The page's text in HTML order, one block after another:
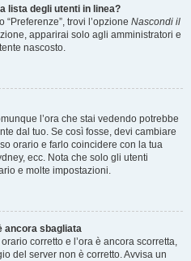
lista degli utenti in linea?
trovi l’opzione Nascondi il
apparirai solo agli amministratori e
nascosto.
l’ora che stai vedendo potrebbe
dal tuo. Se così fosse, devi cambiare
orario e farlo coincidere con la tua
ecc. Nota che solo gli utenti
e molte impostazioni.
ancora sbagliata
corretto e l’ora è ancora scorretta,
del server non è corretto. Avvisa un